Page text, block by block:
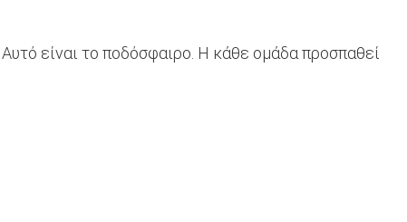
Αυτό είναι το ποδόσφαιρο. Η κάθε ομάδα προσπαθεί